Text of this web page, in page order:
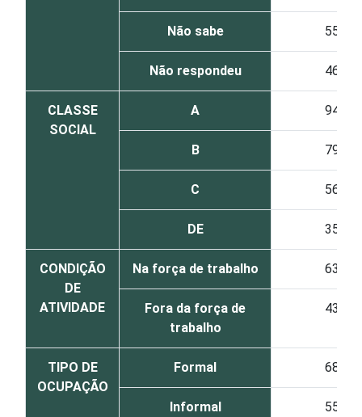
Não sabe 55
Não respondeu 46
CLASSE
SOCIAL
A 94
B 79
C 56
DE 35
CONDIÇÃO
DE
ATIVIDADE
Na força de trabalho 63
Fora da força de
trabalho
43
TIPO DE
OCUPAÇÃO
Formal 68
Informal 55